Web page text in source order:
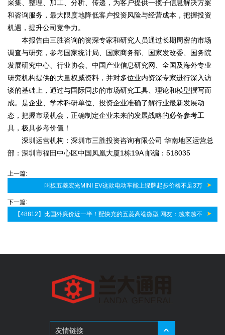
采集、整理、加工、分析、传递，为客户提供一揽子信息解决方案
和咨询服务，最大限度地降低客户投资风险与经营成本，把握投资
机遇，提升公司竞争力。
本报告由三胜咨询的资深专家和研究人员通过长期周密的市场
调查与研究，参考国家统计局、国家商务部、国家发改委、国务院
发展研究中心、行业协会、中国产业信息研究网、全国及海外专业
研究机构提供的大量权威资料，并对多位业内资深专家进行深入访
谈的基础上，通过与国际同步的市场研究工具、理论和模型撰写而
成。是企业、学术科研单位、投资企业准确了解行业最新发展动
态，把握市场机会，正确制定企业未来的发展战略的必备参考工
具，极具参考价值！
深圳运营机构：深圳市三胜投资咨询有限公司 华南地区运营总
部：深圳市福田中心区中国凤凰大厦1栋19A 邮编：518035
上一篇:
叫板五菱宏光MINI EV这款电动车能上绿牌起步价格不足3万
下一篇:
【48812】比国外廉价近一半！配快充的五菱高端微型 网友：越来越不
友情链接